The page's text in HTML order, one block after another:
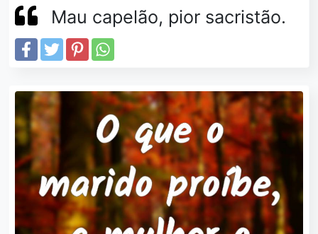
Mau capelão, pior sacristão.